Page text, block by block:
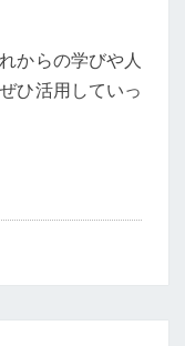
からの学びや人
ひ活用していっ